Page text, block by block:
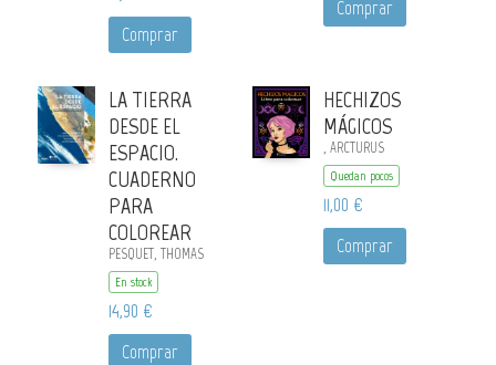
Comprar
Comprar
LA TIERRA
DESDE EL
ESPACIO.
CUADERNO
PARA
COLOREAR
PESQUET, THOMAS
En stock
14,90 €
Comprar
HECHIZOS
MÁGICOS
, ARCTURUS
Quedan pocos
11,00 €
Comprar